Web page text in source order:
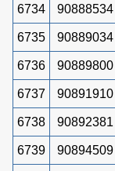
6734 90888534
6735 90889034
6736 90889800
6737 90891910
6738 90892381
6739 90894509